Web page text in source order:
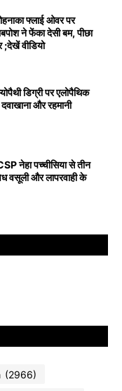
फ्लाई ओवर पर
ने फेंका देसी बम, पीछा
वीडियो
डिग्री पर एलोपैथिक
और रहमानी
नेहा पच्चीसिया से तीन
वसूली और लापरवाही के
(2966)